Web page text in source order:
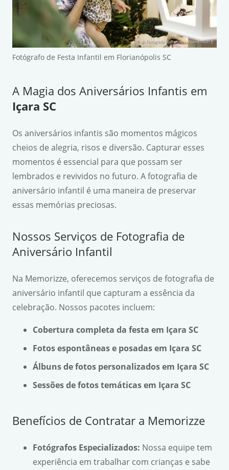
Fotógrafo de Festa Infantil em Florianópolis SC
A Magia dos Aniversários Infantis em
Içara SC
Os aniversários infantis são momentos mágicos
cheios de alegria, risos e diversão. Capturar esses
momentos é essencial para que possam ser
lembrados e revividos no futuro. A fotografia de
aniversário infantil é uma maneira de preservar
essas memórias preciosas.
Nossos Serviços de Fotografia de
Aniversário Infantil
Na Memorizze, oferecemos serviços de fotografia de
aniversário infantil que capturam a essência da
celebração. Nossos pacotes incluem:
Cobertura completa da festa em Içara SC
Fotos espontâneas e posadas em Içara SC
Álbuns de fotos personalizados em Içara SC
Sessões de fotos temáticas em Içara SC
Benefícios de Contratar a Memorizze
Fotógrafos Especializados: Nossa equipe tem
experiência em trabalhar com crianças e sabe